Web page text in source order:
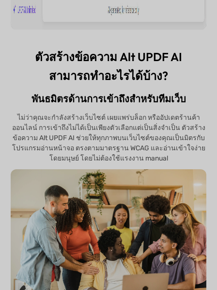
ตัวสร้างข้อความ Alt UPDF AI
สามารถทำอะไรได้บ้าง?
พันธมิตรด้านการเข้าถึงสำหรับทีมเว็บ
ไม่ว่าคุณจะกำลังสร้างเว็บไซต์ เผยแพร่บล็อก หรืออัปเดตร้านค้า
ออนไลน์ การเข้าถึงไม่ได้เป็นเพียงตัวเลือกแต่เป็นสิ่งจำเป็น ตัวสร้าง
ข้อความ Alt UPDF AI ช่วยให้ทุกภาพบนเว็บไซต์ของคุณเป็นมิตรกับ
โปรแกรมอ่านหน้าจอ ตรงตามมาตรฐาน WCAG และอ่านเข้าใจง่าย
โดยมนุษย์ โดยไม่ต้องใช้แรงงาน manual